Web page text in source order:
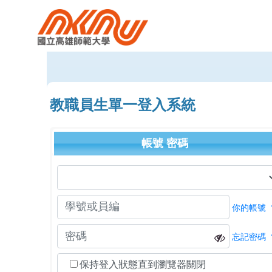
教職員生單一登入系統
帳號 密碼
你的帳號
忘記密碼
保持登入狀態直到瀏覽器關閉